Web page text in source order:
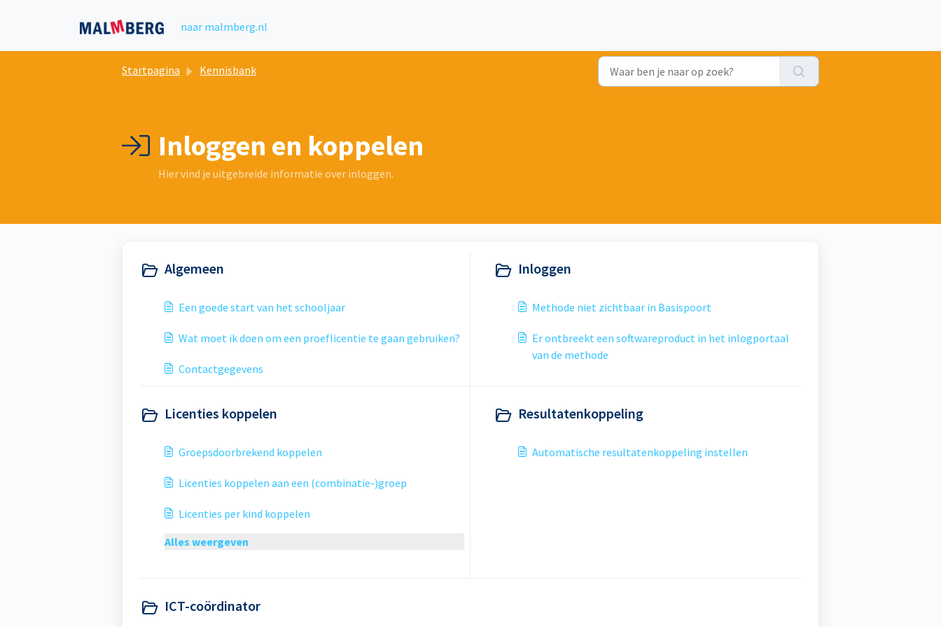
naar malmberg.nl
Startpagina Kennisbank
Inloggen en koppelen
Hier vind je uitgebreide informatie over inloggen.
Algemeen
Een goede start van het schooljaar
Wat moet ik doen om een proeflicentie te gaan gebruiken?
Contactgegevens
Inloggen
Methode niet zichtbaar in Basispoort
Er ontbreekt een softwareproduct in het inlogportaal
van de methode
Licenties koppelen
Groepsdoorbrekend koppelen
Licenties koppelen aan een (combinatie-)groep
Licenties per kind koppelen
Alles weergeven
Resultatenkoppeling
Automatische resultatenkoppeling instellen
ICT-coördinator